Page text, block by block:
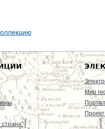
страна"
Мир